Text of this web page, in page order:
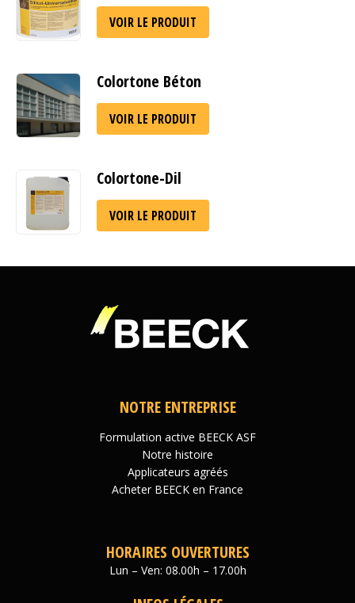
VOIR LE PRODUIT
Colortone Béton
VOIR LE PRODUIT
Colortone-Dil
VOIR LE PRODUIT
NOTRE ENTREPRISE
Formulation active BEECK ASF
Notre histoire
Applicateurs agréés
Acheter BEECK en France
HORAIRES OUVERTURES
Lun – Ven: 08.00h – 17.00h